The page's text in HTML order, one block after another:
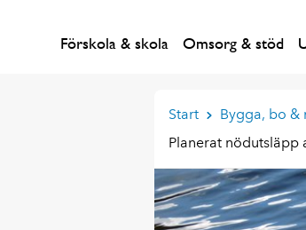
Förskola & skola Omsorg & stöd
Start Bygga, bo &
Planerat nödutsläpp